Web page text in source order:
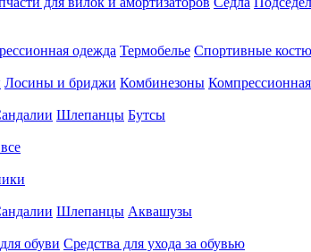
одежда Термобелье Спортивные
Лосины и бриджи Комбинезоны
Шлепанцы Бутсы
Шлепанцы Аквашузы
обуви Средства для ухода за обувью